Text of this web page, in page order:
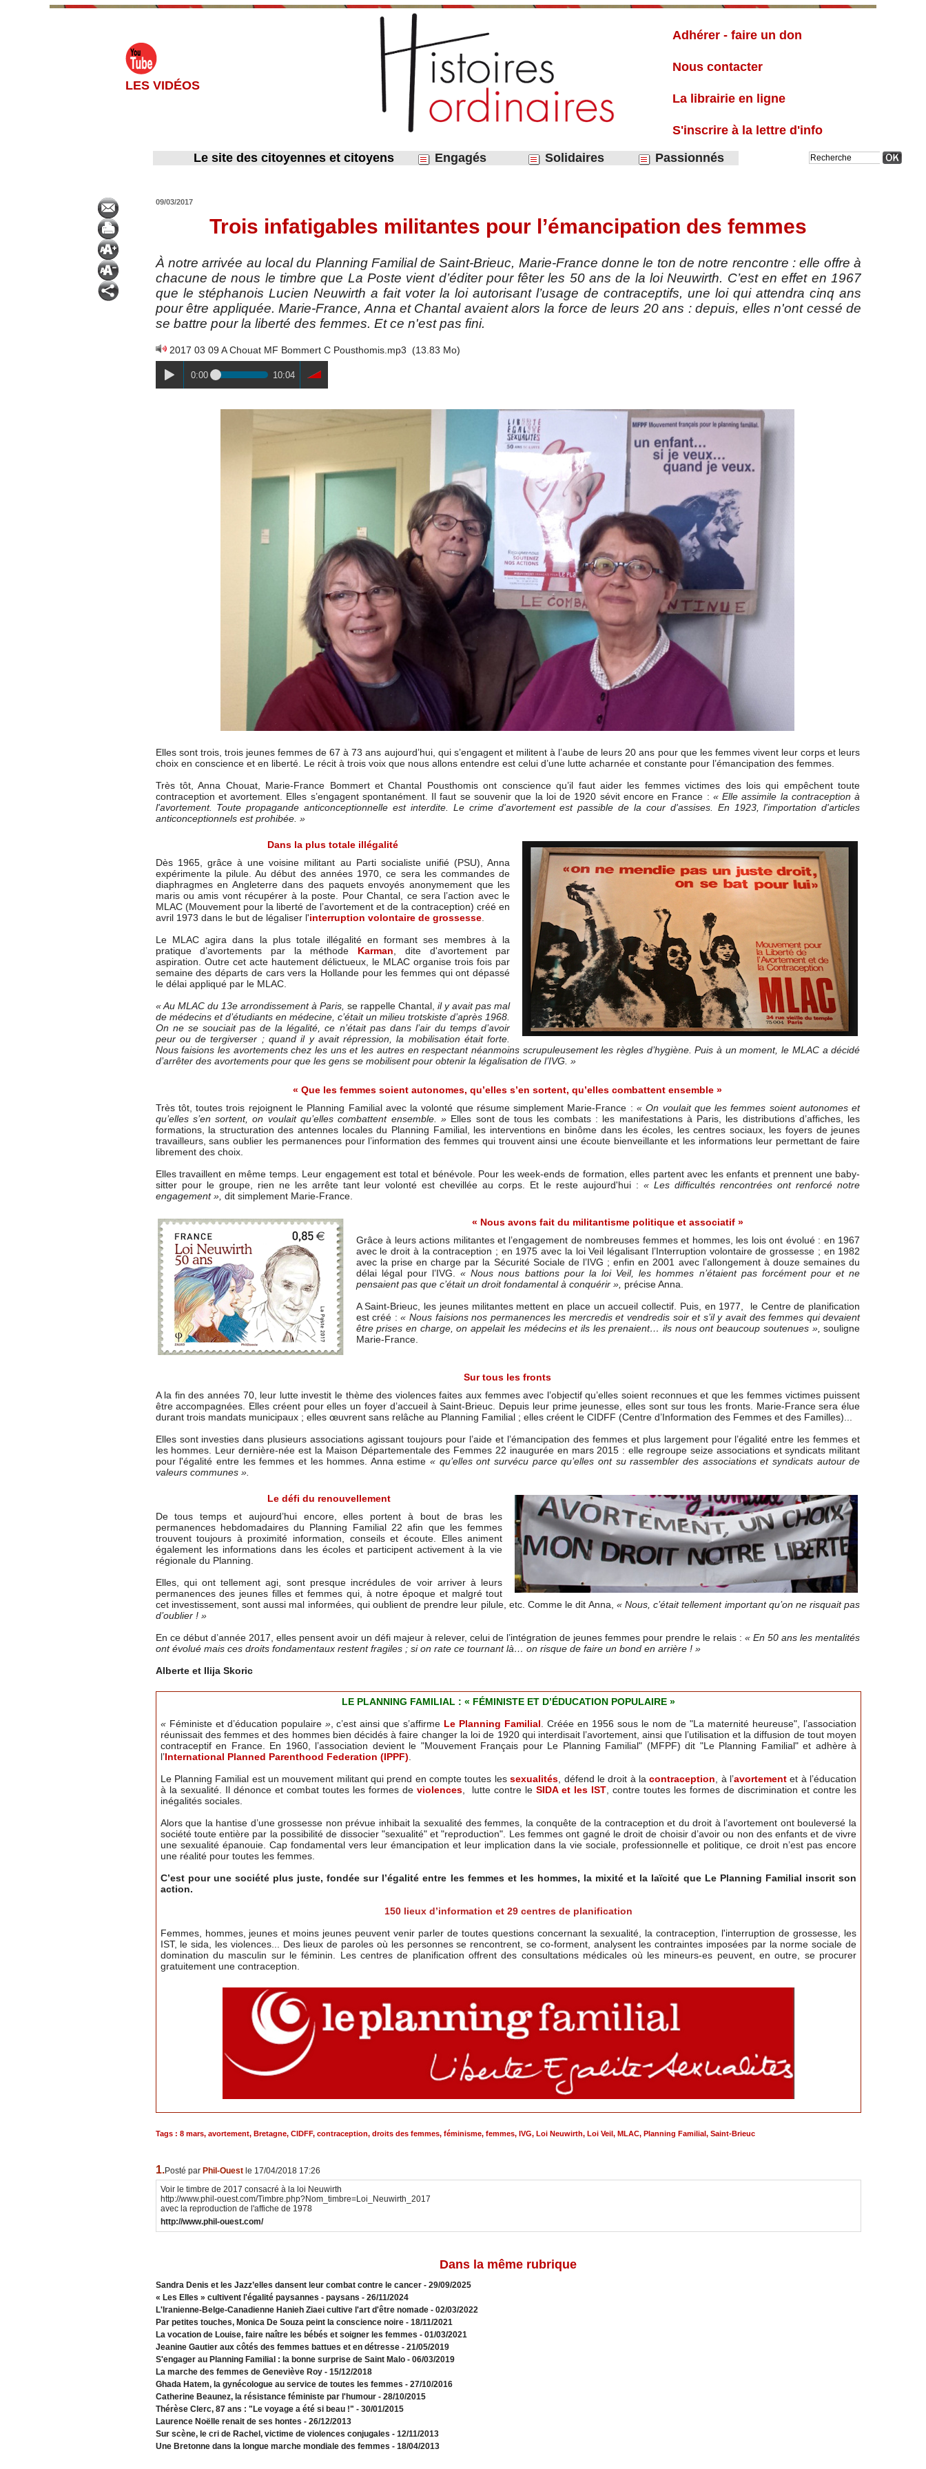
LES VIDÉOS
Adhérer - faire un don
Nous contacter
La librairie en ligne
S'inscrire à la lettre d'info
Le site des citoyennes et citoyens
Engagés Solidaires Passionnés
09/03/2017
Trois infatigables militantes pour l’émancipation des femmes
À notre arrivée au local du Planning Familial de Saint-Brieuc, Marie-France donne le ton de notre rencontre : elle offre à
chacune de nous le timbre que La Poste vient d’éditer pour fêter les 50 ans de la loi Neuwirth. C’est en effet en 1967
que le stéphanois Lucien Neuwirth a fait voter la loi autorisant l’usage de contraceptifs, une loi qui attendra cinq ans
pour être appliquée. Marie-France, Anna et Chantal avaient alors la force de leurs 20 ans : depuis, elles n'ont cessé de
se battre pour la liberté des femmes. Et ce n'est pas fini.
2017 03 09 A Chouat MF Bommert C Pousthomis.mp3 (13.83 Mo)
0:00 10:04
Elles sont trois, trois jeunes femmes de 67 à 73 ans aujourd’hui, qui s’engagent et militent à l’aube de leurs 20 ans pour que les femmes vivent leur corps et leurs
choix en conscience et en liberté. Le récit à trois voix que nous allons entendre est celui d’une lutte acharnée et constante pour l’émancipation des femmes.
Très tôt, Anna Chouat, Marie-France Bommert et Chantal Pousthomis ont conscience qu’il faut aider les femmes victimes des lois qui empêchent toute
contraception et avortement. Elles s’engagent spontanément. Il faut se souvenir que la loi de 1920 sévit encore en France : « Elle assimile la contraception à
l'avortement. Toute propagande anticonceptionnelle est interdite. Le crime d'avortement est passible de la cour d'assises. En 1923, l'importation d'articles
anticonceptionnels est prohibée. »
Dans la plus totale illégalité
Dès 1965, grâce à une voisine militant au Parti socialiste unifié (PSU), Anna
expérimente la pilule. Au début des années 1970, ce sera les commandes de
diaphragmes en Angleterre dans des paquets envoyés anonymement que les
maris ou amis vont récupérer à la poste. Pour Chantal, ce sera l’action avec le
MLAC (Mouvement pour la liberté de l’avortement et de la contraception) créé en
avril 1973 dans le but de légaliser l'interruption volontaire de grossesse.
Le MLAC agira dans la plus totale illégalité en formant ses membres à la
pratique d’avortements par la méthode Karman , dite d'avortement par
aspiration. Outre cet acte hautement délictueux, le MLAC organise trois fois par
semaine des départs de cars vers la Hollande pour les femmes qui ont dépassé
le délai appliqué par le MLAC.
« Au MLAC du 13e arrondissement à Paris, se rappelle Chantal, il y avait pas mal
de médecins et d’étudiants en médecine, c’était un milieu trotskiste d’après 1968.
On ne se souciait pas de la légalité, ce n’était pas dans l’air du temps d’avoir
peur ou de tergiverser ; quand il y avait répression, la mobilisation était forte.
Nous faisions les avortements chez les uns et les autres en respectant néanmoins scrupuleusement les règles d’hygiène. Puis à un moment, le MLAC a décidé
d’arrêter des avortements pour que les gens se mobilisent pour obtenir la légalisation de l’IVG. »
« Que les femmes soient autonomes, qu’elles s’en sortent, qu’elles combattent ensemble »
Très tôt, toutes trois rejoignent le Planning Familial avec la volonté que résume simplement Marie-France :« On voulait que les femmes soient autonomes et
qu’elles s’en sortent, on voulait qu’elles combattent ensemble. » Elles sont de tous les combats : les manifestations à Paris, les distributions d’affiches, les
formations, la structuration des antennes locales du Planning Familial, les interventions en binôme dans les écoles, les centres sociaux, les foyers de jeunes
travailleurs, sans oublier les permanences pour l’information des femmes qui trouvent ainsi une écoute bienveillante et les informations leur permettant de faire
librement des choix.
Elles travaillent en même temps. Leur engagement est total et bénévole. Pour les week-ends de formation, elles partent avec les enfants et prennent une baby-
sitter pour le groupe, rien ne les arrête tant leur volonté est chevillée au corps. Et le reste aujourd'hui :« Les difficultés rencontrées ont renforcé notre
engagement », dit simplement Marie-France.
« Nous avons fait du militantisme politique et associatif »
Grâce à leurs actions militantes et l’engagement de nombreuses femmes et hommes, les lois ont évolué : en 1967
avec le droit à la contraception ; en 1975 avec la loi Veil légalisant l’Interruption volontaire de grossesse ; en 1982
avec la prise en charge par la Sécurité Sociale de l’IVG ; enfin en 2001 avec l’allongement à douze semaines du
délai légal pour l’IVG.« Nous nous battions pour la loi Veil, les hommes n’étaient pas forcément pour et ne
pensaient pas que c’était un droit fondamental à conquérir », précise Anna.
A Saint-Brieuc, les jeunes militantes mettent en place un accueil collectif. Puis, en 1977, le Centre de planification
est créé :« Nous faisions nos permanences les mercredis et vendredis soir et s’il y avait des femmes qui devaient
être prises en charge, on appelait les médecins et ils les prenaient… ils nous ont beaucoup soutenues », souligne
Marie-France.
Sur tous les fronts
A la fin des années 70, leur lutte investit le thème des violences faites aux femmes avec l’objectif qu’elles soient reconnues et que les femmes victimes puissent
être accompagnées. Elles créent pour elles un foyer d’accueil à Saint-Brieuc. Depuis leur prime jeunesse, elles sont sur tous les fronts. Marie-France sera élue
durant trois mandats municipaux ; elles œuvrent sans relâche au Planning Familial ; elles créent le CIDFF (Centre d’Information des Femmes et des Familles)...
Elles sont investies dans plusieurs associations agissant toujours pour l’aide et l’émancipation des femmes et plus largement pour l’égalité entre les femmes et
les hommes. Leur dernière-née est la Maison Départementale des Femmes 22 inaugurée en mars 2015 : elle regroupe seize associations et syndicats militant
pour l'égalité entre les femmes et les hommes. Anna estime« qu’elles ont survécu parce qu’elles ont su rassembler des associations et syndicats autour de
valeurs communes ».
Le défi du renouvellement
De tous temps et aujourd’hui encore, elles portent à bout de bras les
permanences hebdomadaires du Planning Familial 22 afin que les femmes
trouvent toujours à proximité information, conseils et écoute. Elles animent
également les informations dans les écoles et participent activement à la vie
régionale du Planning.
Elles, qui ont tellement agi, sont presque incrédules de voir arriver à leurs
permanences des jeunes filles et femmes qui, à notre époque et malgré tout
cet investissement, sont aussi mal informées, qui oublient de prendre leur pilule, etc. Comme le dit Anna, « Nous, c’était tellement important qu’on ne risquait pas
d’oublier ! »
En ce début d’année 2017, elles pensent avoir un défi majeur à relever, celui de l’intégration de jeunes femmes pour prendre le relais :« En 50 ans les mentalités
ont évolué mais ces droits fondamentaux restent fragiles ; si on rate ce tournant là… on risque de faire un bond en arrière ! »
Alberte et Ilija Skoric
​LE PLANNING FAMILIAL : « FÉMINISTE ET D’ÉDUCATION POPULAIRE »
« Féministe et d’éducation populaire », c’est ainsi que s’affirme Le Planning Familial . Créée en 1956 sous le nom de "La maternité heureuse", l’association
réunissait des femmes et des hommes bien décidés à faire changer la loi de 1920 qui interdisait l’avortement, ainsi que l’utilisation et la diffusion de tout moyen
contraceptif en France. En 1960, l’association devient le "Mouvement Français pour Le Planning Familial" (MFPF) dit "Le Planning Familial" et adhère à
l’International Planned Parenthood Federation (IPPF)
Le Planning Familial est un mouvement militant qui prend en compte toutes lessexualités , défend le droit à lacontraception , à l’avortementet à l’éducation
à la sexualité. Il dénonce et combat toutes les formes deviolences, lutte contre le SIDA et les IST, contre toutes les formes de discrimination et contre les
inégalités sociales.
Alors que la hantise d’une grossesse non prévue inhibait la sexualité des femmes, la conquête de la contraception et du droit à l’avortement ont bouleversé la
société toute entière par la possibilité de dissocier "sexualité" et "reproduction". Les femmes ont gagné le droit de choisir d’avoir ou non des enfants et de vivre
une sexualité épanouie. Cap fondamental vers leur émancipation et leur implication dans la vie sociale, professionnelle et politique, ce droit n’est pas encore
une réalité pour toutes les femmes.
C’est pour une société plus juste, fondée sur l’égalité entre les femmes et les hommes, la mixité et la laïcité que Le Planning Familial inscrit son
action.
150 lieux d’information et 29 centres de planification
Femmes, hommes, jeunes et moins jeunes peuvent venir parler de toutes questions concernant la sexualité, la contraception, l'interruption de grossesse, les
IST, le sida, les violences... Des lieux de paroles où les personnes se rencontrent, se co-forment, analysent les contraintes imposées par la norme sociale de
domination du masculin sur le féminin. Les centres de planification offrent des consultations médicales où les mineurs-es peuvent, en outre, se procurer
gratuitement une contraception.
Tags: 8 mars, avortement, Bretagne, CIDFF, contraception, droits des femmes, féminisme, femmes, IVG, Loi Neuwirth, Loi Veil, MLAC, Planning Familial, Saint-Brieuc
1.Posté par Phil-Ouest le 17/04/2018 17:26
Voir le timbre de 2017 consacré à la loi Neuwirth
http://www.phil-ouest.com/Timbre.php?Nom_timbre=Loi_Neuwirth_2017
avec la reproduction de l'affiche de 1978
http://www.phil-ouest.com/
Dans la même rubrique
Sandra Denis et les Jazz’elles dansent leur combat contre le cancer - 29/09/2025
« Les Elles » cultivent l'égalité paysannes - paysans - 26/11/2024
L'Iranienne-Belge-Canadienne Hanieh Ziaei cultive l'art d'être nomade - 02/03/2022
Par petites touches, Monica De Souza peint la conscience noire - 18/11/2021
La vocation de Louise, faire naître les bébés et soigner les femmes - 01/03/2021
Jeanine Gautier aux côtés des femmes battues et en détresse - 21/05/2019
S'engager au Planning Familial : la bonne surprise de Saint Malo - 06/03/2019
La marche des femmes de Geneviève Roy - 15/12/2018
Ghada Hatem, la gynécologue au service de toutes les femmes - 27/10/2016
Catherine Beaunez, la résistance féministe par l'humour - 28/10/2015
Thérèse Clerc, 87 ans : "Le voyage a été si beau !" - 30/01/2015
Laurence Noëlle renait de ses hontes - 26/12/2013
Sur scène, le cri de Rachel, victime de violences conjugales - 12/11/2013
Une Bretonne dans la longue marche mondiale des femmes - 18/04/2013